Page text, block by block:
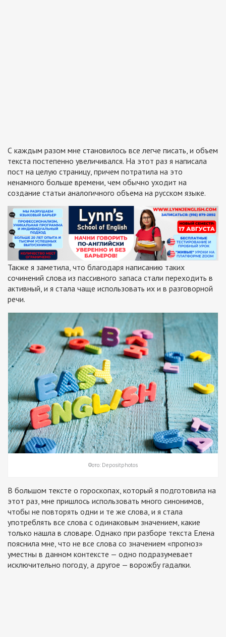
С каждым разом мне становилось все легче писать, и объем
текста постепенно увеличивался. На этот раз я написала
пост на целую страницу, причем потратила на это
ненамного больше времени, чем обычно уходит на
создание статьи аналогичного объема на русском языке.
Также я заметила, что благодаря написанию таких
сочинений слова из пассивного запаса стали переходить в
активный, и я стала чаще использовать их и в разговорной
речи.
Фото: Depositphotos
В большом тексте о гороскопах, который я подготовила на
этот раз, мне пришлось использовать много синонимов,
чтобы не повторять одни и те же слова, и я стала
употреблять все слова с одинаковым значением, какие
только нашла в словаре. Однако при разборе текста Елена
пояснила мне, что не все слова со значением «прогноз»
уместны в данном контексте — одно подразумевает
исключительно погоду, а другое — ворожбу гадалки.